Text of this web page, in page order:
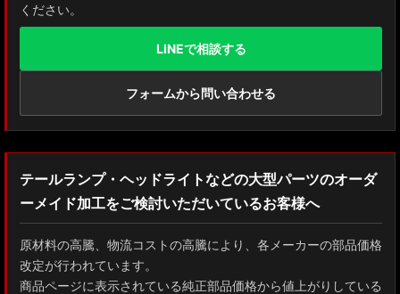
MXAA54 AXAH54/52 RAV4
GDJ150W/151 WTRJ150 ランドクルーザー プラド
ZVG11/ZSG10 カローラクロス
GXPA16 MXPA12 GRヤリス
MXPH10/MXPA10/MXBA10/KSP210 ヤリス
MXPJ10/15 MXPB10/15 ヤリスクロス
ください。
LINEで相談する
フォームから問い合わせる
テールランプ・ヘッドライトなどの大型パーツのオーダ
ーメイド加工をご検討いただいているお客様へ
原材料の高騰、物流コストの高騰により、各メーカーの部品価格
改定が行われています。
商品ページに表示されている純正部品価格から値上がりしている